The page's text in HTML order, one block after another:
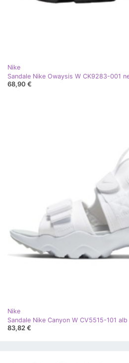
Nike
Sandale Nike Owaysis W CK9283-001
68,90 €
Nike
Sandale Nike Canyon W CV5515-101 alb
83,82 €